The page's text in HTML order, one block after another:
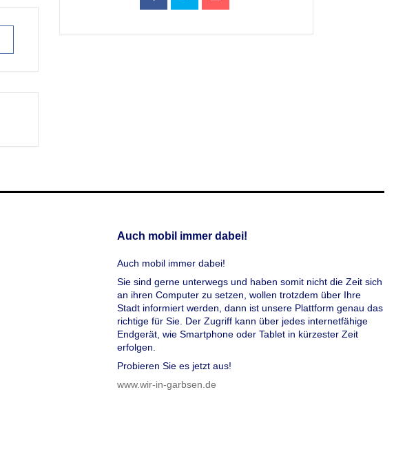
Auch mobil immer dabei!
Auch mobil immer dabei!
Sie sind gerne unterwegs und haben somit nicht die Zeit sich
an ihren Computer zu setzen, wollen trotzdem über Ihre
Stadt informiert werden, dann ist unsere Plattform genau das
richtige für Sie. Der Zugriff kann über jedes internetfähige
Endgerät, wie Smartphone oder Tablet in kürzester Zeit
erfolgen.
Probieren Sie es jetzt aus!
www.wir-in-garbsen.de